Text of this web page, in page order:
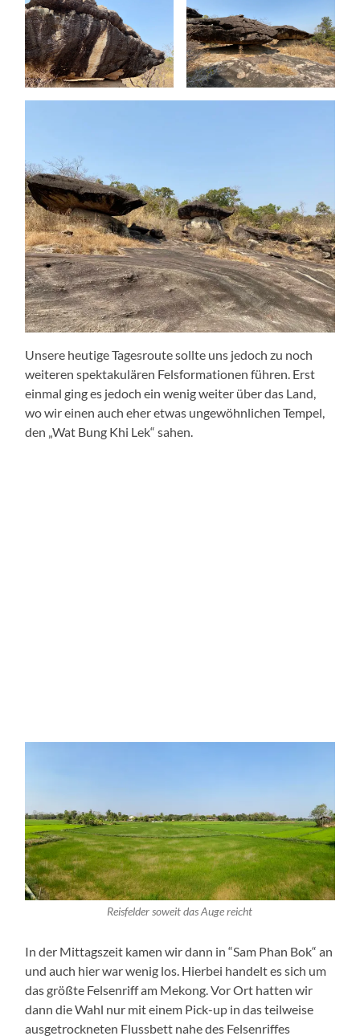
Unsere heutige Tagesroute sollte uns jedoch zu noch
weiteren spektakulären Felsformationen führen. Erst
einmal ging es jedoch ein wenig weiter über das Land,
wo wir einen auch eher etwas ungewöhnlichen Tempel,
den „Wat Bung Khi Lek“ sahen.
Reisfelder soweit das Auge reicht
In der Mittagszeit kamen wir dann in “Sam Phan Bok“ an
und auch hier war wenig los. Hierbei handelt es sich um
das größte Felsenriff am Mekong. Vor Ort hatten wir
dann die Wahl nur mit einem Pick-up in das teilweise
ausgetrockneten Flussbett nahe des Felsenriffes